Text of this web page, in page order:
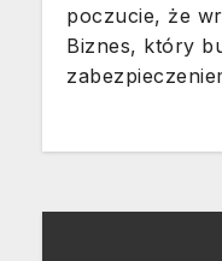
poczucie, że
Biznes, który